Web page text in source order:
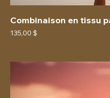
Combinaison en tissu
Prix
135,00 $